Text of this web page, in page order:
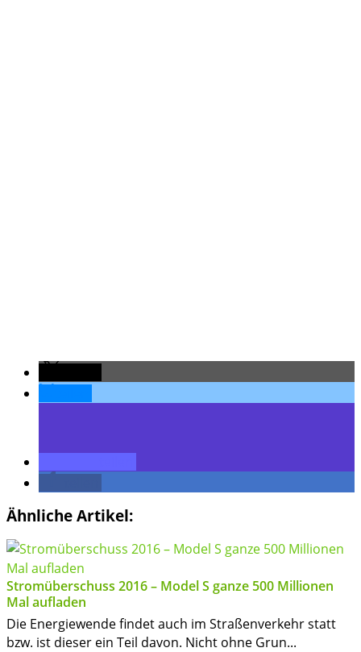
Ähnliche Artikel:
Stromüberschuss 2016 – Model S ganze 500 Millionen
Mal aufladen
Die Energiewende findet auch im Straßenverkehr statt
bzw. ist dieser ein Teil davon. Nicht ohne Grun...